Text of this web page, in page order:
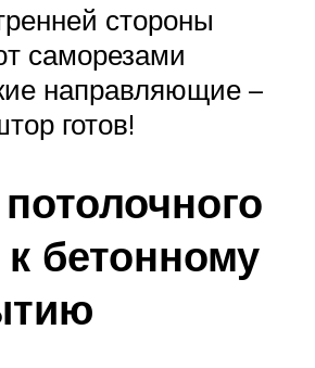
стороны
саморезами
направляющие –
готов!
к бетонному